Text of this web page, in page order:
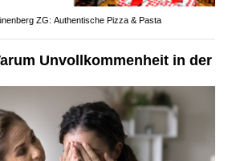
ZG: Authentische Pizza & Pasta
Unvollkommenheit in der